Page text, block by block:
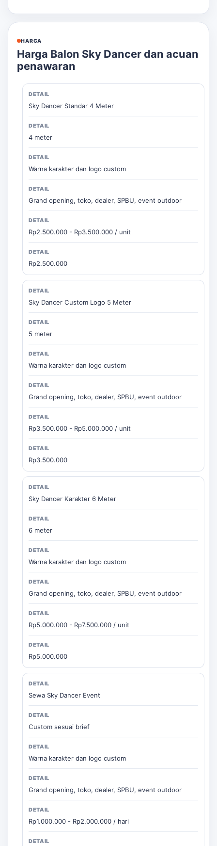
HARGA
Harga Balon Sky Dancer dan acuan
penawaran
Sky Dancer Standar 4 Meter
4 meter
Warna karakter dan logo custom
Grand opening, toko, dealer, SPBU, event outdoor
Rp2.500.000 - Rp3.500.000 / unit
Rp2.500.000
Sky Dancer Custom Logo 5 Meter
5 meter
Warna karakter dan logo custom
Grand opening, toko, dealer, SPBU, event outdoor
Rp3.500.000 - Rp5.000.000 / unit
Rp3.500.000
Sky Dancer Karakter 6 Meter
6 meter
Warna karakter dan logo custom
Grand opening, toko, dealer, SPBU, event outdoor
Rp5.000.000 - Rp7.500.000 / unit
Rp5.000.000
Sewa Sky Dancer Event
Custom sesuai brief
Warna karakter dan logo custom
Grand opening, toko, dealer, SPBU, event outdoor
Rp1.000.000 - Rp2.000.000 / hari